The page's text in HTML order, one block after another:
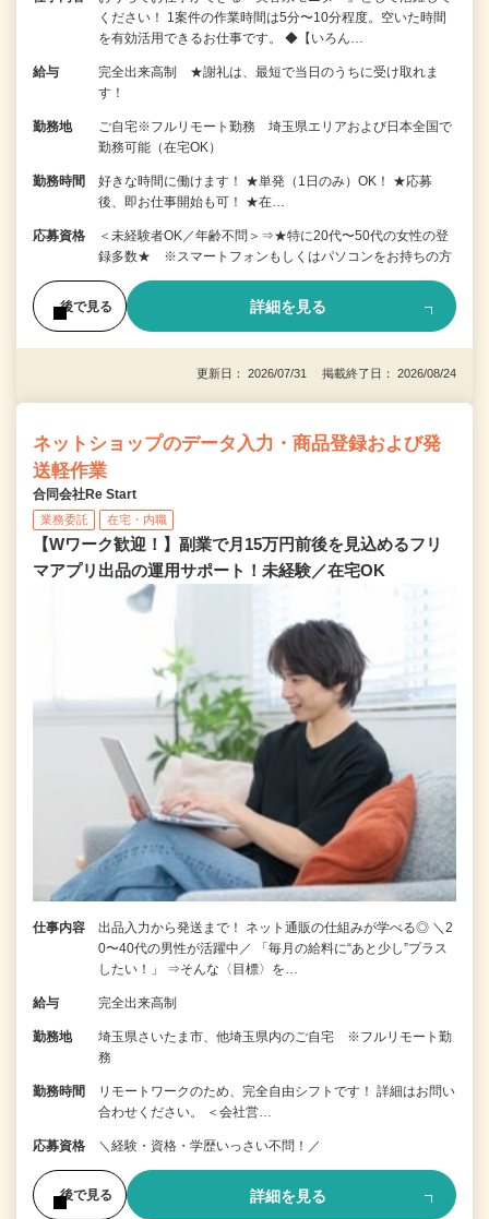
ください！ 1案件の作業時間は5分〜10分程度。空いた時間
を有効活用できるお仕事です。 ◆【いろん…
給与
完全出来高制 ★謝礼は、最短で当日のうちに受け取れま
す！
勤務地
ご自宅※フルリモート勤務 埼玉県エリアおよび日本全国で
勤務可能（在宅OK）
勤務時間
好きな時間に働けます！ ★単発（1日のみ）OK！ ★応募
後、即お仕事開始も可！ ★在…
応募資格
＜未経験者OK／年齢不問＞⇒★特に20代〜50代の女性の登
録多数★ ※スマートフォンもしくはパソコンをお持ちの方
後で見る 詳細を見る
更新日： 2026/07/31 掲載終了日： 2026/08/24
ネットショップのデータ入力・商品登録および発
送軽作業
合同会社Re Start
業務委託 在宅・内職
【Wワーク歓迎！】副業で月15万円前後を見込めるフリ
マアプリ出品の運用サポート！未経験／在宅OK
仕事内容
出品入力から発送まで！ ネット通販の仕組みが学べる◎ ＼2
0〜40代の男性が活躍中／ 「毎月の給料に“あと少し”プラス
したい！」 ⇒そんな〈目標〉を…
給与 完全出来高制
勤務地
埼玉県さいたま市、他埼玉県内のご自宅 ※フルリモート勤
務
勤務時間
リモートワークのため、完全自由シフトです！ 詳細はお問い
合わせください。 ＜会社営…
応募資格 ＼経験・資格・学歴いっさい不問！／
後で見る 詳細を見る